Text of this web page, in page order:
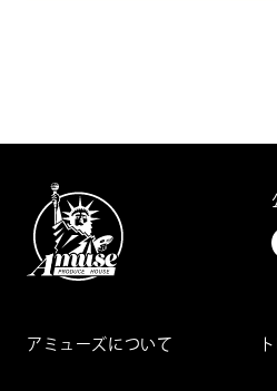
アミューズについて